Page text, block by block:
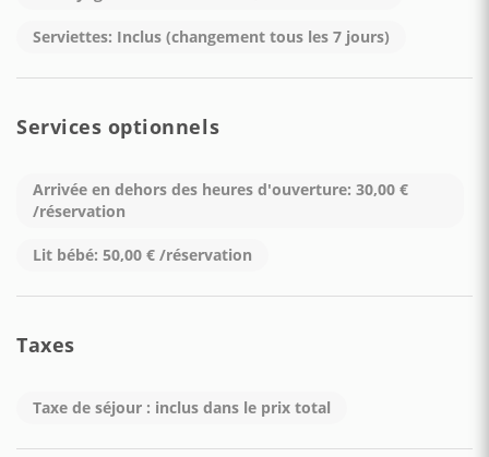
• Parking : La structure offre un parking conventionné
directement en face du bâtiment à 20€ par jour.
LES CLIENTS DOIVENT REMPLIR L'ENREGISTREMENT EN
Serviettes: Inclus (changement tous les 7 jours)
Services optionnels
Arrivée en dehors des heures d'ouverture: 30,00 €
/réservation
Lit bébé: 50,00 € /réservation
Taxes
Taxe de séjour : inclus dans le prix total